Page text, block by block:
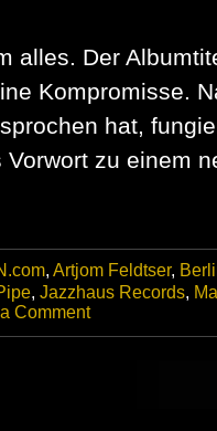
alles. Der
Kompromisse.
hat,
zu einem
, Artjom Feldtser,
, Jazzhaus Records,
Commenton